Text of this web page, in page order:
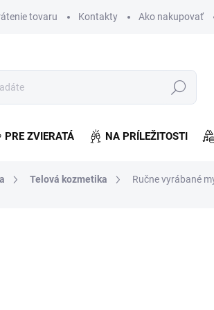
tovaru Kontakty Ako nakupovať
Hľadať
PRE ZVIERATÁ NA PRÍLEŽITOSTI
Telová kozmetika Ručne vyrábané